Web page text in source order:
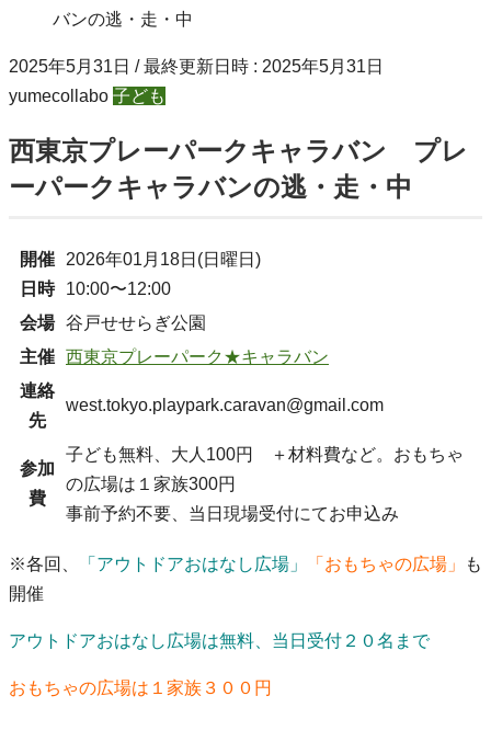
バンの逃・走・中
2025年5月31日 / 最終更新日時 : 2025年5月31日
yumecollabo 子ども
西東京プレーパークキャラバン プレ
ーパークキャラバンの逃・走・中
開催
日時
2026年01月18日(日曜日)
10:00〜12:00
会場
谷戸せせらぎ公園
主催
西東京プレーパーク★キャラバン
連絡
先
west.tokyo.playpark.caravan@gmail.com
参加
費
子ども無料、大人100円 ＋材料費など。おもちゃ
の広場は１家族300円
事前予約不要、当日現場受付にてお申込み
※各回、 「アウトドアおはなし広場」 「おもちゃの広場」
も
開催
アウトドアおはなし広場は無料、当日受付２０名まで
おもちゃの広場は１家族３００円